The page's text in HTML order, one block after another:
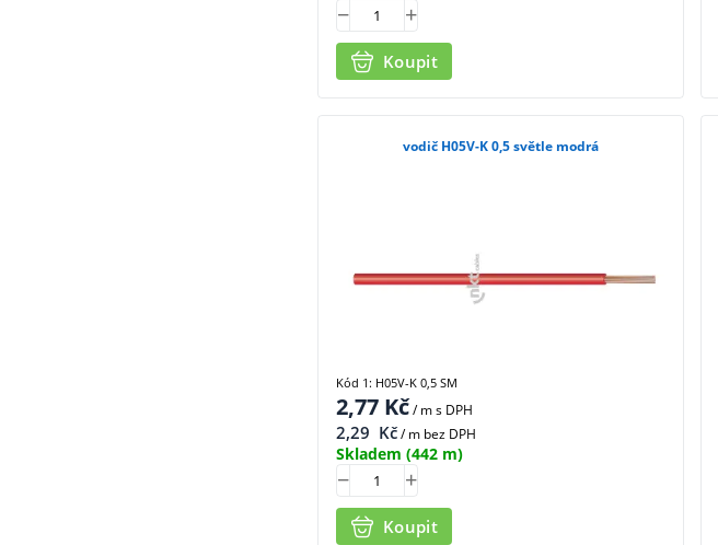
Koupit
vodič H05V-K 0,5 světle modrá
2,77 Kč/ ms DPH
2,29 Kč/ m bez DPH
Skladem (442 m)
Koupit
Kód 1: H05V-K 0,5 SM